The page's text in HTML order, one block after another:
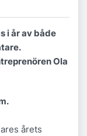
i år av både
Ola
årets